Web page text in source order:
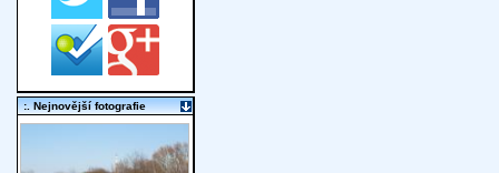
:. Nejnovější fotografie